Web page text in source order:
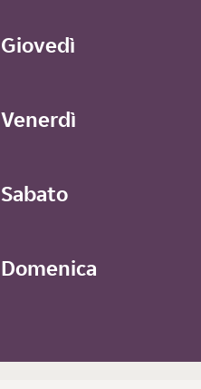
Giovedì
Venerdì
Sabato
Domenica